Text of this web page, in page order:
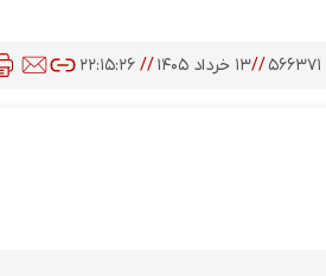
۵۶۶۳۷۱ //۱۳ خرداد ۱۴۰۵ // ۲۲:۱۵:۲۶